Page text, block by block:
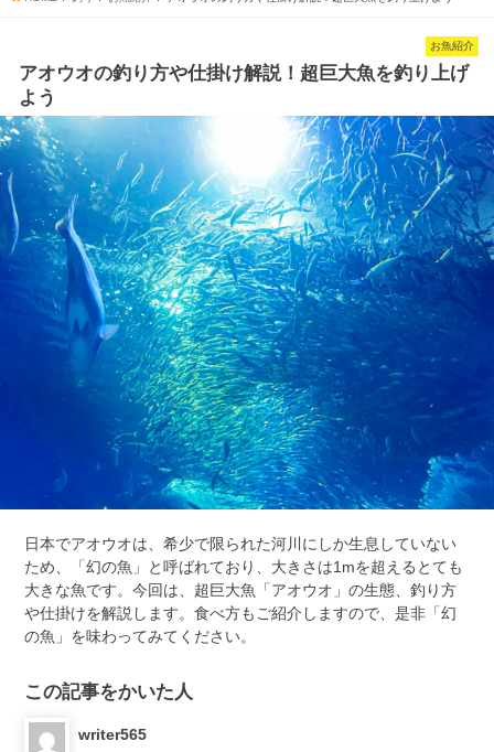
お魚紹介
アオウオの釣り方や仕掛け解説！超巨大魚を釣り上げ
よう
日本でアオウオは、希少で限られた河川にしか生息していない
ため、「幻の魚」と呼ばれており、大きさは1mを超えるとても
大きな魚です。今回は、超巨大魚「アオウオ」の生態、釣り方
や仕掛けを解説します。食べ方もご紹介しますので、是非「幻
の魚」を味わってみてください。
この記事をかいた人
writer565